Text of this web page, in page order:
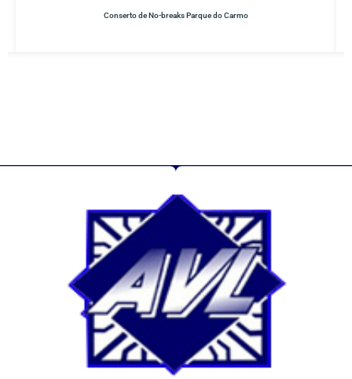
Conserto de No-breaks Parque do Carmo